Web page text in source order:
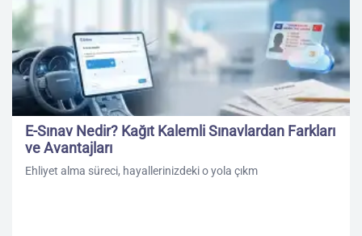
E-Sınav Nedir? Kağıt Kalemli Sınavlardan Farkları
ve Avantajları
Ehliyet alma süreci, hayallerinizdeki o yola çıkm